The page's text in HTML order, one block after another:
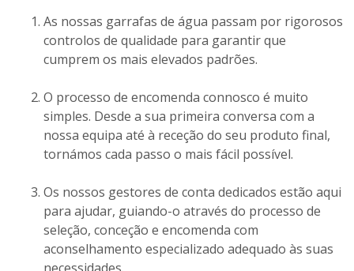
As nossas garrafas de água passam por rigorosos
controlos de qualidade para garantir que
cumprem os mais elevados padrões.
O processo de encomenda connosco é muito
simples. Desde a sua primeira conversa com a
nossa equipa até à receção do seu produto final,
tornámos cada passo o mais fácil possível.
Os nossos gestores de conta dedicados estão aqui
para ajudar, guiando-o através do processo de
seleção, conceção e encomenda com
aconselhamento especializado adequado às suas